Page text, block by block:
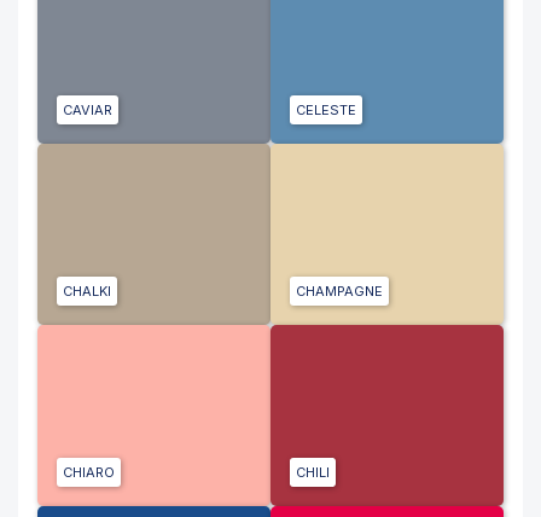
CAVIAR CELESTE
CHALKI CHAMPAGNE
CHIARO CHILI